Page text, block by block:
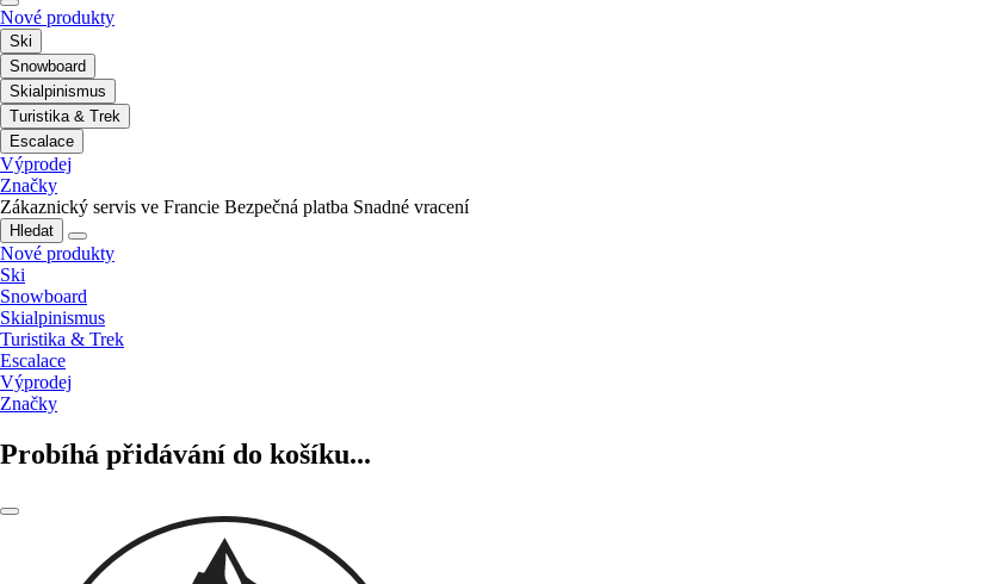
Nové produkty
Ski
Snowboard
Skialpinismus
Turistika & Trek
Escalace
Výprodej
Značky
Zákaznický servis ve Francie Bezpečná platba Snadné vracení
Hledat
Nové produkty
Ski
Snowboard
Skialpinismus
Turistika & Trek
Escalace
Výprodej
Značky
Probíhá přidávání do košíku...